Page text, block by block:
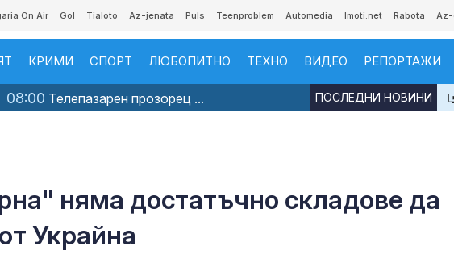
On Air Gol Tialoto Az-jenata Puls Teenproblem Automedia Imoti.net Rabota
КРИМИ СПОРТ ЛЮБОПИТНО ТЕХНО ВИДЕО РЕПОРТАЖИ
08:00 Телепазарен прозорец ... ПОСЛЕДНИ НОВИНИ
няма достатъчно складове да
Украйна